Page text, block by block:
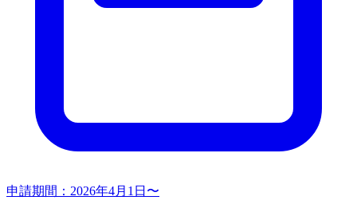
申請期間： 2026年4月1日〜